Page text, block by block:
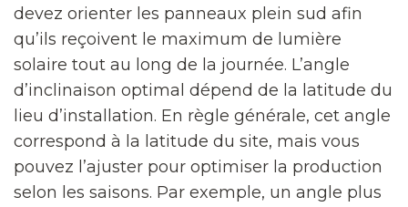
devez orienter les panneaux plein sud afin
qu’ils reçoivent le maximum de lumière
solaire tout au long de la journée. L’angle
d’inclinaison optimal dépend de la latitude du
lieu d’installation. En règle générale, cet angle
correspond à la latitude du site, mais vous
pouvez l’ajuster pour optimiser la production
selon les saisons. Par exemple, un angle plus